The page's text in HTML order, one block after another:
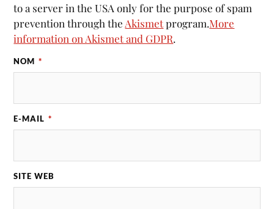
to a server in the USA only for the purpose of spam
prevention through the Akismetprogram.More
information on Akismet and GDPR.
NOM *
E-MAIL *
SITE WEB